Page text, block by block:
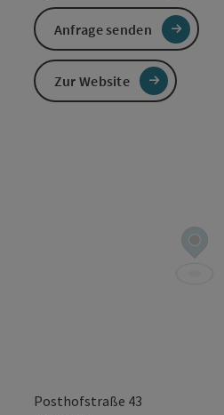
Posthofstraße 43
Anfrage senden
Zur Website